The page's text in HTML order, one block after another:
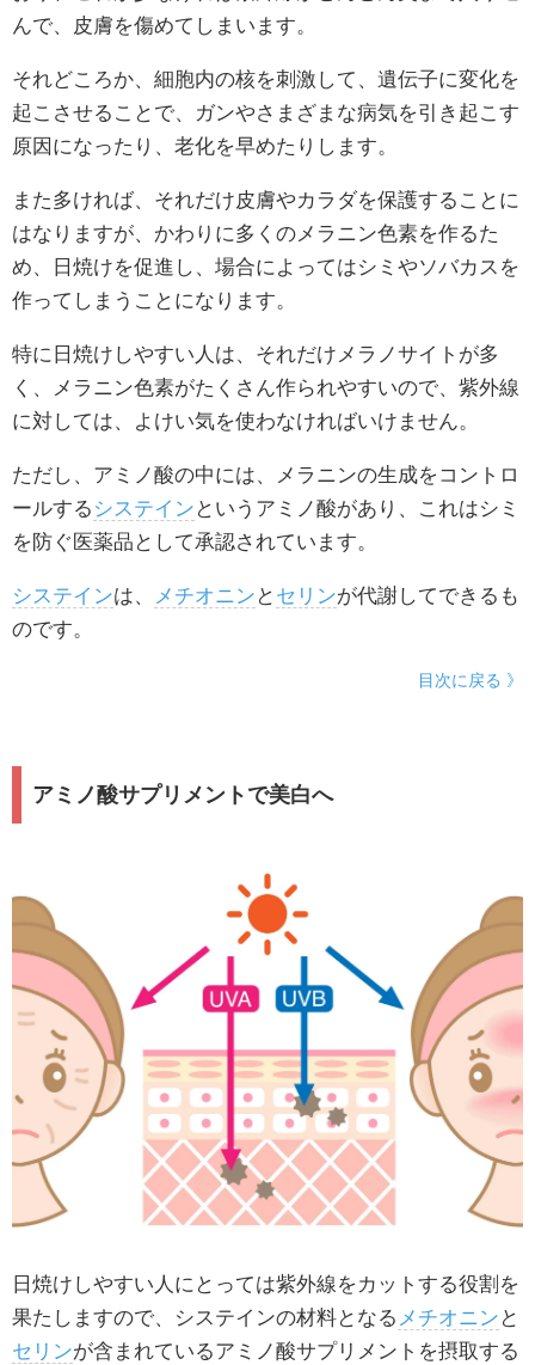
んで、皮膚を傷めてしまいます。
それどころか、細胞内の核を刺激して、遺伝子に変化を
起こさせることで、ガンやさまざまな病気を引き起こす
原因になったり、老化を早めたりします。
また多ければ、それだけ皮膚やカラダを保護することに
はなりますが、かわりに多くのメラニン色素を作るた
め、日焼けを促進し、場合によってはシミやソバカスを
作ってしまうことになります。
特に日焼けしやすい人は、それだけメラノサイトが多
く、メラニン色素がたくさん作られやすいので、紫外線
に対しては、よけい気を使わなければいけません。
ただし、アミノ酸の中には、メラニンの生成をコントロ
ールする システイン というアミノ酸があり、これはシミ
を防ぐ医薬品として承認されています。
システインは、 メチオニン と セリンが代謝してできるも
のです。
目次に戻る 》
アミノ酸サプリメントで美白へ
日焼けしやすい人にとっては紫外線をカットする役割を
果たしますので、システインの材料となる メチオニン と
セリンが含まれているアミノ酸サプリメントを摂取する